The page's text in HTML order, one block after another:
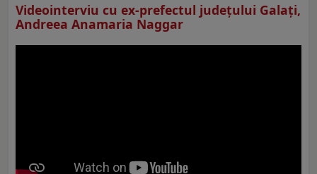
Videointerviu cu ex-prefectul judeţului Galaţi,
Andreea Anamaria Naggar